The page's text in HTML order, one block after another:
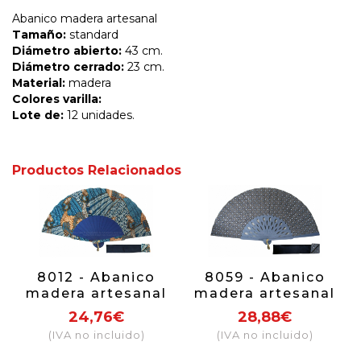
Abanico madera artesanal
Tamaño: standard
Diámetro abierto: 43 cm.
Diámetro cerrado: 23 cm.
Material: madera
Colores varilla:
Lote de: 12 unidades.
Productos Relacionados
8012 - Abanico
madera artesanal
24,76€
(IVA no incluido)
8059 - Abanico
madera artesanal
28,88€
(IVA no incluido)